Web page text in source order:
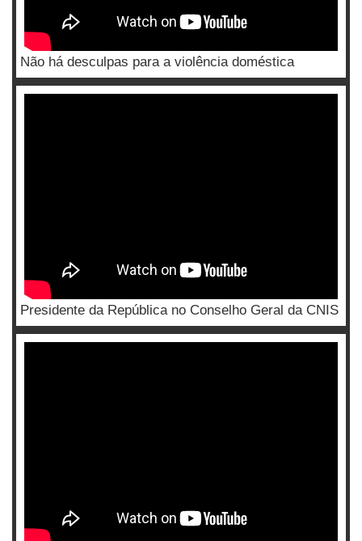
Não há desculpas para a violência doméstica
Presidente da República no Conselho Geral da CNIS